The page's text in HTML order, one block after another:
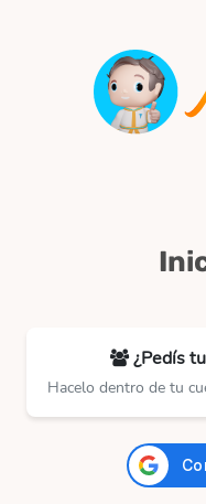
¿Pedís
Hacelo dentro de tu